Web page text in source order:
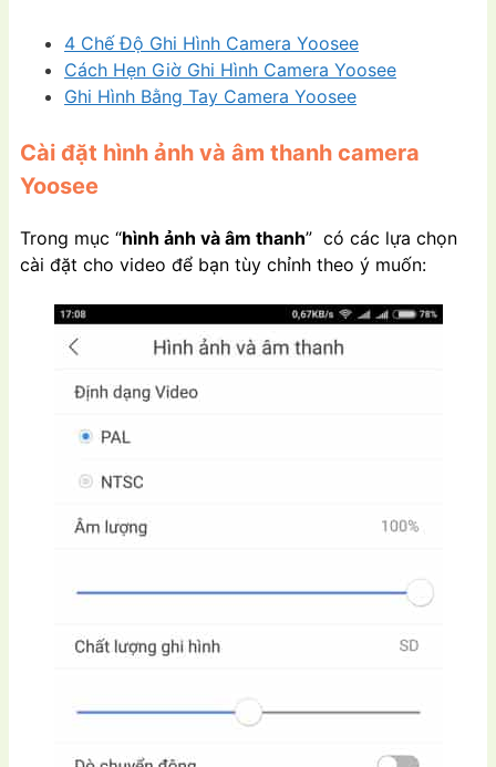
4 Chế Độ Ghi Hình Camera Yoosee
Cách Hẹn Giờ Ghi Hình Camera Yoosee
Ghi Hình Bằng Tay Camera Yoosee
Cài đặt hình ảnh và âm thanh camera
Yoosee
Trong mục “hình ảnh và âm thanh” có các lựa chọn
cài đặt cho video để bạn tùy chỉnh theo ý muốn: